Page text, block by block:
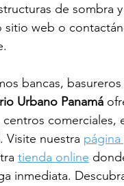
de sombra
sitio web o
bancas,
Urbano Panamá
comerciales,
. Visite nuestra página
tienda online
inmediata.